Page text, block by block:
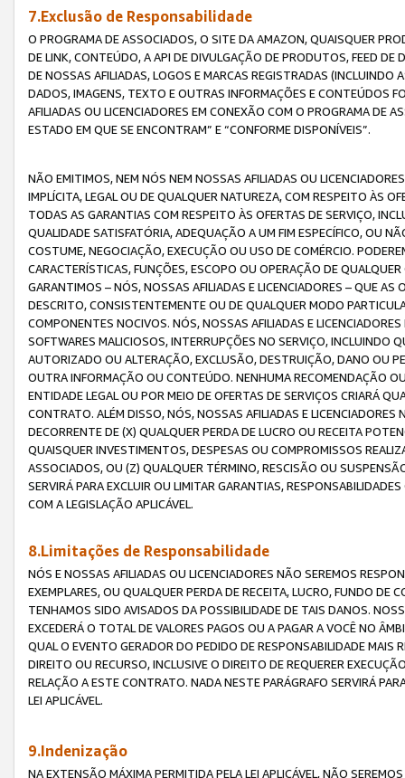
7.Exclusão de Responsabilidade
O PROGRAMA DE ASSOCIADOS, O SITE DA AMAZON, QUAISQUER
DE LINK, CONTEÚDO, A API DE DIVULGAÇÃO DE PRODUTOS, FEED
DE NOSSAS AFILIADAS, LOGOS E MARCAS REGISTRADAS
DADOS, IMAGENS, TEXTO E OUTRAS INFORMAÇÕES E CONTEÚDOS
AFILIADAS OU LICENCIADORES EM CONEXÃO COM O PROGRAMA DE
ESTADO EM QUE SE ENCONTRAM” E “CONFORME DISPONÍVEIS”.
NÃO EMITIMOS, NEM NÓS NEM NOSSAS AFILIADAS OU
IMPLÍCITA, LEGAL OU DE QUALQUER NATUREZA, COM RESPEITO ÀS
TODAS AS GARANTIAS COM RESPEITO ÀS OFERTAS DE SERVIÇO,
QUALIDADE SATISFATÓRIA, ADEQUAÇÃO A UM FIM ESPECÍFICO, OU
COSTUME, NEGOCIAÇÃO, EXECUÇÃO OU USO DE COMÉRCIO.
CARACTERÍSTICAS, FUNÇÕES, ESCOPO OU OPERAÇÃO DE
GARANTIMOS – NÓS, NOSSAS AFILIADAS E LICENCIADORES – QUE
DESCRITO, CONSISTENTEMENTE OU DE QUALQUER MODO
COMPONENTES NOCIVOS. NÓS, NOSSAS AFILIADAS E
SOFTWARES MALICIOSOS, INTERRUPÇÕES NO SERVIÇO, INCLUINDO
AUTORIZADO OU ALTERAÇÃO, EXCLUSÃO, DESTRUIÇÃO, DANO OU
OUTRA INFORMAÇÃO OU CONTEÚDO. NENHUMA RECOMENDAÇÃO
ENTIDADE LEGAL OU POR MEIO DE OFERTAS DE SERVIÇOS CRIARÁ
CONTRATO. ALÉM DISSO, NÓS, NOSSAS AFILIADAS E
DECORRENTE DE (X) QUALQUER PERDA DE LUCRO OU RECEITA
QUAISQUER INVESTIMENTOS, DESPESAS OU COMPROMISSOS
ASSOCIADOS, OU (Z) QUALQUER TÉRMINO, RESCISÃO OU
SERVIRÁ PARA EXCLUIR OU LIMITAR GARANTIAS,
COM A LEGISLAÇÃO APLICÁVEL.
8.Limitações de Responsabilidade
NÓS E NOSSAS AFILIADAS OU LICENCIADORES NÃO SEREMOS
EXEMPLARES, OU QUALQUER PERDA DE RECEITA, LUCRO, FUNDO
TENHAMOS SIDO AVISADOS DA POSSIBILIDADE DE TAIS DANOS.
EXCEDERÁ O TOTAL DE VALORES PAGOS OU A PAGAR A VOCÊ NO
QUAL O EVENTO GERADOR DO PEDIDO DE RESPONSABILIDADE
DIREITO OU RECURSO, INCLUSIVE O DIREITO DE REQUERER
RELAÇÃO A ESTE CONTRATO. NADA NESTE PARÁGRAFO SERVIRÁ
LEI APLICÁVEL.
9.Indenização
NA EXTENSÃO MÁXIMA PERMITIDA PELA LEI APLICÁVEL, NÃO